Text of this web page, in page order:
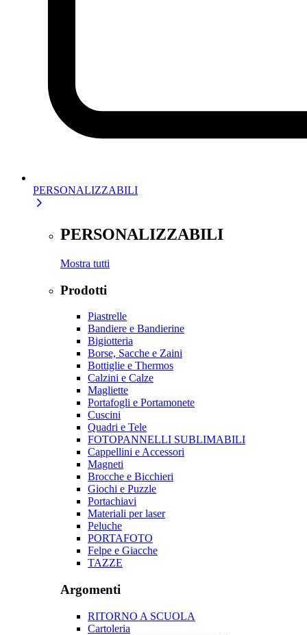
PERSONALIZZABILI
PERSONALIZZABILI
Mostra tutti
Prodotti
Piastrelle
Bandiere e Bandierine
Bigiotteria
Borse, Sacche e Zaini
Bottiglie e Thermos
Calzini e Calze
Magliette
Portafogli e Portamonete
Cuscini
Quadri e Tele
FOTOPANNELLI SUBLIMABILI
Cappellini e Accessori
Magneti
Brocche e Bicchieri
Giochi e Puzzle
Portachiavi
Materiali per laser
Peluche
PORTAFOTO
Felpe e Giacche
TAZZE
Argomenti
RITORNO A SCUOLA
Cartoleria